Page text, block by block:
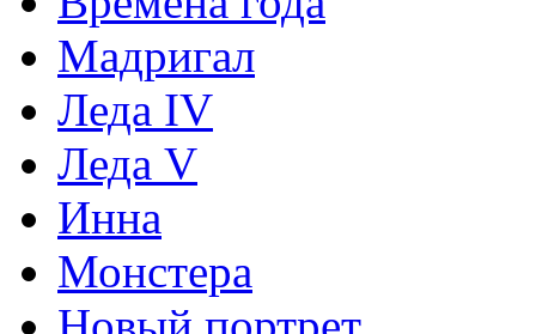
Мадригал
Леда IV
Леда V
Инна
Монстера